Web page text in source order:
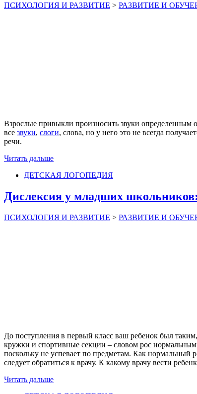
ПСИХОЛОГИЯ И РАЗВИТИЕ > РАЗВИТИЕ И
Взрослые привыкли произносить звуки определенным
все звуки, слоги, слова, но у него это не всегда
речи.
Читать дальше
ДЕТСКАЯ ЛОГОПЕДИЯ
Дислексия у младших
ПСИХОЛОГИЯ И РАЗВИТИЕ > РАЗВИТИЕ И
До поступления в первый класс ваш ребенок был
кружки и спортивные секции – словом рос
поскольку не успевает по предметам. Как
следует обратиться к врачу. К какому врачу вести
Читать дальше